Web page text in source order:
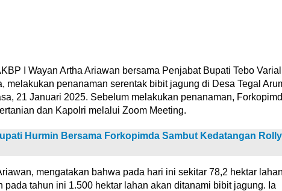
I Wayan Artha Ariawan bersama Penjabat Bupati Tebo
melakukan penanaman serentak bibit jagung di Desa Tegal
21 Januari 2025. Sebelum melakukan penanaman,
dan Kapolri melalui Zoom Meeting.
Hurmin Bersama Forkopimda Sambut Kedatangan Rolly
mengatakan bahwa pada hari ini sekitar 78,2 hektar lahan
tahun ini 1.500 hektar lahan akan ditanami bibit jagung. Ia